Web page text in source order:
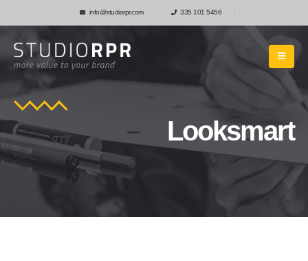
info@studiorpr.com 335 101 5456
Looksmart